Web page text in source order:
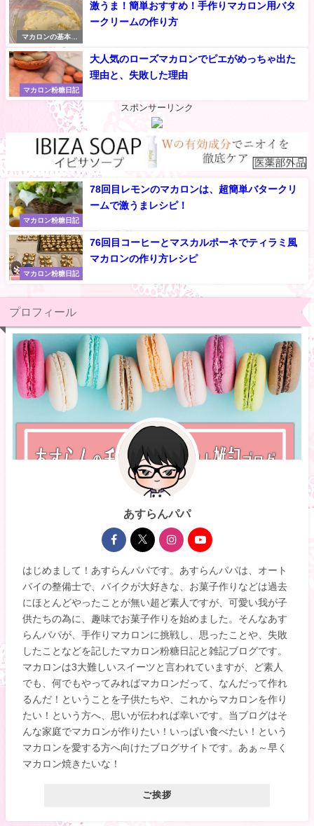
マカロンの基本知
識
激うま！簡単おすすめ！手作りマカロン用バタ
ークリームの作り方
マカロン粉糖日記
大人気のローズマカロンでピエがめっちゃ出た
理由と、失敗した理由
スポンサーリンク
マカロン粉糖日記
78回目レモンのマカロンは、超簡単バタークリ
ームで激うまレシピ！
マカロン粉糖日記
76回目コーヒーとマスカルポーネでティラミ風
マカロンの作り方レシピ
プロフィール
あすらんパパ
はじめまして！あすらんパパです。あすらんパパは、オート
バイの整備士で、バイクが大好きな、お菓子作りなどは過去
にほとんどやったことが無い超ど素人ですが、可愛い我が子
供たちの為に、趣味でお菓子作りを始めました。そんなあす
らんパパが、手作りマカロンに挑戦し、思ったことや、失敗
したことなどを記したマカロン粉糖日記と雑記ブログです。
マカロンは3大難しいスイーツと言われていますが、ど素人
でも、何でもやってみればマカロンだって、なんだって作れ
るんだ！ということを子供たちや、これからマカロンを作り
たい！という方へ、思いが伝われば幸いです。当ブログはそ
んな家庭でマカロンが作りたい！いっぱい食べたい！という
マカロンを愛する方へ向けたブログサイトです。あぁ～早く
マカロン焼きたいな！
ご挨拶